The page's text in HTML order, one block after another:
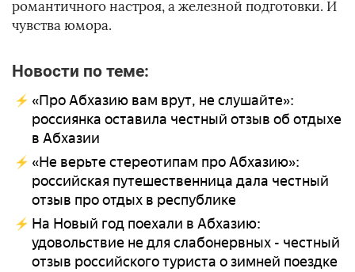
романтичного настроя, а железной подготовки. И
чувства юмора.
Новости по теме:
«Про Абхазию вам врут, не слушайте»:
россиянка оставила честный отзыв об отдыхе
в Абхазии
«Не верьте стереотипам про Абхазию»:
российская путешественница дала честный
отзыв про отдых в республике
На Новый год поехали в Абхазию:
удовольствие не для слабонервных - честный
отзыв российского туриста о зимней поездке